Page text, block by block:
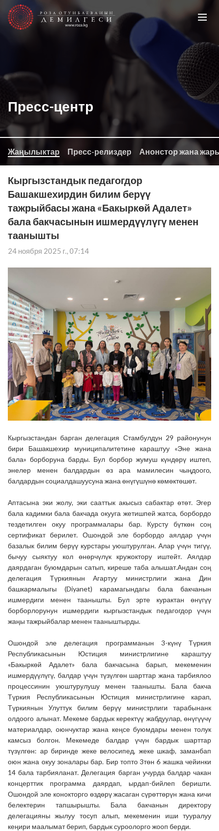
Пресс-центр
Жаңылыктар Пресс-релиздер Анонстор жана
Кыргызстандык педагогдор
Башакшехирдин билим берүү
тажрыйбасы жана «Бакыркөй Адалет»
бала бакчасынын ишмердүүлүгү менен
таанышты
24 ноября 2025 г., 07:14
Кыргызстандан барган делегация Стамбулдун 29 районунун
бири Башакшехир муниципалитетине караштуу «Эне жана
бала» борборуна барды. Бул борбор жумуш күндөрү иштеп,
энелер менен балдардын өз ара мамилесин чыңдоого,
балдардын социалдашуусуна жана өнүгүшүнө көмөктөшөт.
Аптасына эки жолу, эки сааттык акысыз сабактар өтөт. Эгер
бала кадимки бала бакчада окууга жетишпей жатса, борбордо
тездетилген окуу программалары бар. Курсту бүткөн соң
сертификат берилет. Ошондой эле борбордо аялдар үчүн
базалык билим берүү курстары уюштурулган. Алар үчүн тигүү,
бычуу сыяктуу кол өнөрчүлүк кружоктору иштейт. Аялдар
даярдаган буюмдарын сатып, киреше таба алышат.Андан соң
делегация Түркиянын Агартуу министрлиги жана Дин
башкармалыгы (Diyanet) карамагындагы бала бакчанын
ишмердиги менен таанышты. Бул эрте курактан өнүгүү
борборлорунун ишмердиги кыргызстандык педагогдор үчүн
жаңы тажрыйбалар менен тааныштырды.
Ошондой эле делегация программанын 3-күнү Түркия
Республикасынын Юстиция министрлигине караштуу
«Бакыркөй Адалет» бала бакчасына барып, мекеменин
ишмердүүлүгү, балдар үчүн түзүлгөн шарттар жана тарбиялоо
процессинин уюштурулушу менен таанышты. Бала бакча
Түркия Республикасынын Юстиция министрлигине карап,
Түркиянын Улуттук билим берүү министрлиги тарабынанк
олдоого алынат. Мекеме бардык керектүү жабдуулар, өнүгүүчү
материалдар, оюнчуктар жана кеңсе буюмдары менен толук
камсыз болгон. Мекемеде балдар үчүн бардык шарттар
түзүлгөн: ар биринде жеке велосипед, жеке шкаф, заманбап
оюн жана окуу зоналары бар. Бир топто 3төн 6 жашка чейинки
14 бала тарбияланат. Делегация барган учурда балдар чакан
концерттик программа даярдап, ырдап-бийлеп беришти.
Ошондой эле конокторго өздөрү жасаган сүрөттөрүн жана кичи
белектерин тапшырышты. Бала бакчанын директору
делегацияны жылуу тосуп алып, мекеменин иши тууралуу
кеңири маалымат берип, бардык суроолорго жооп берди.